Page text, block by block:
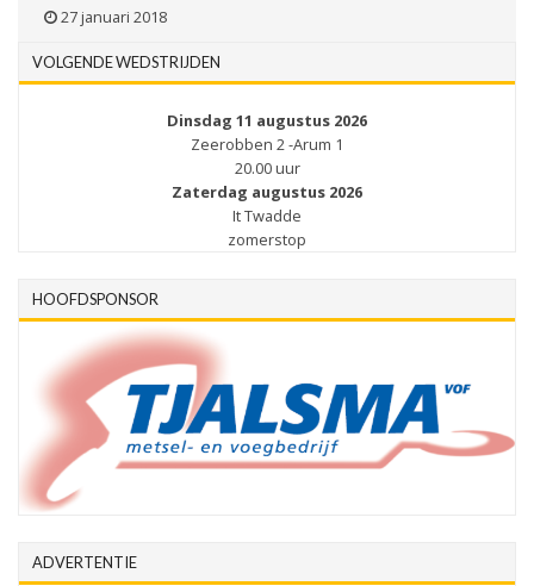
27 januari 2018
VOLGENDE WEDSTRIJDEN
Dinsdag 11 augustus 2026
Zeerobben 2 -Arum 1
20.00 uur
Zaterdag augustus 2026
It Twadde
zomerstop
HOOFDSPONSOR
ADVERTENTIE